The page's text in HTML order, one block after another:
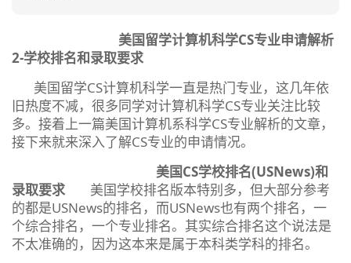
美国留学计算机科学CS专业申请解析
2-学校排名和录取要求
美国留学CS计算机科学一直是热门专业，这几年依
旧热度不减，很多同学对计算机科学CS专业关注比较
多。接着上一篇美国计算机系科学CS专业解析的文章，
接下来就来深入了解CS专业的申请情况。
美国CS学校排名(USNews)和
录取要求 美国学校排名版本特别多，但大部分参考
的都是USNews的排名，而USNews也有两个排名，一
个综合排名，一个专业排名。其实综合排名这个说法是
不太准确的，因为这本来是属于本科类学科的排名。